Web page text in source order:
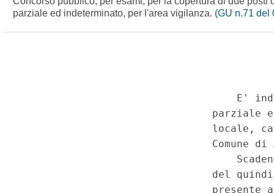
parziale ed indeterminato, per l'area vigilanza. (GU n.71 del